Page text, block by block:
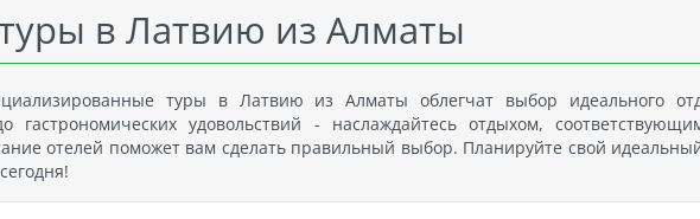
в Латвию из Алматы
туры в Латвию из Алматы облегчат выбор идеального
гастрономических удовольствий - наслаждайтесь отдыхом,
отелей поможет вам сделать правильный выбор. Планируйте свой